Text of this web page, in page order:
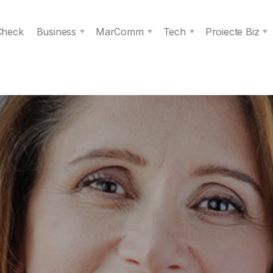
Business MarComm Tech Proiecte Biz